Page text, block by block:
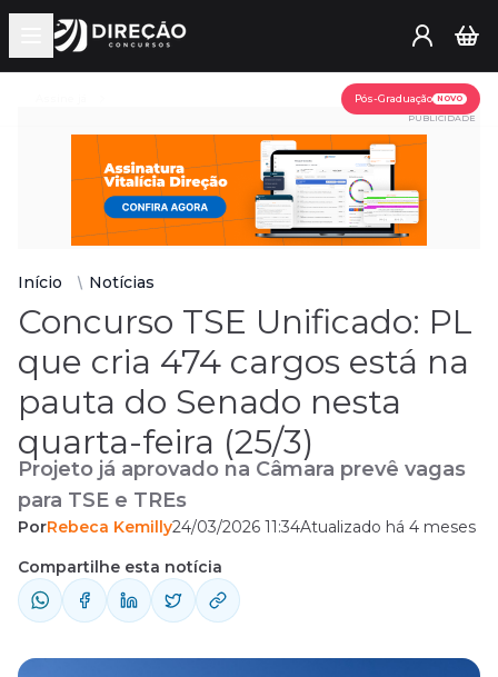
Open main menu
Pós-Graduação NOVO
PUBLICIDADE
Início Notícias
Concurso TSE Unificado: PL
que cria 474 cargos está na
pauta do Senado nesta
quarta-feira (25/3)
Projeto já aprovado na Câmara prevê vagas
para TSE e TREs
PorRebeca Kemilly24/03/2026 11:34Atualizado há 4 meses
Compartilhe esta notícia